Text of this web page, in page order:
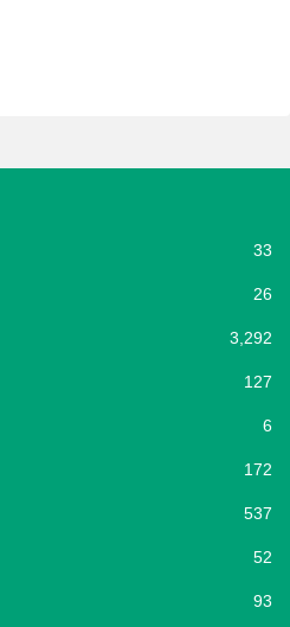
33
26
3,292
127
6
172
537
52
93